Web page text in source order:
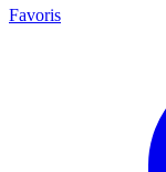
Favoris